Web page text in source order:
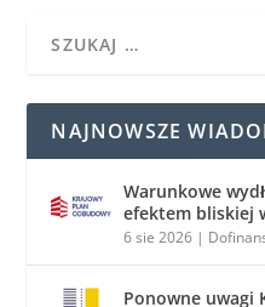
NAJNOWSZE
Warunkowe
efektem bliskiej
6 sie 2026 |
Ponowne uwagi